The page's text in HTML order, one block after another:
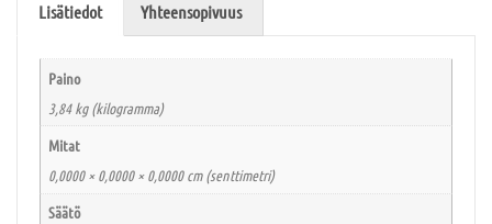
Lisätiedot Yhteensopivuus
Paino
3,84 kg (kilogramma)
Mitat
0,0000 × 0,0000 × 0,0000 cm (senttimetri)
Säätö